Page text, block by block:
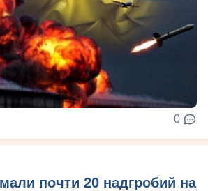
0
почти 20 надгробий на